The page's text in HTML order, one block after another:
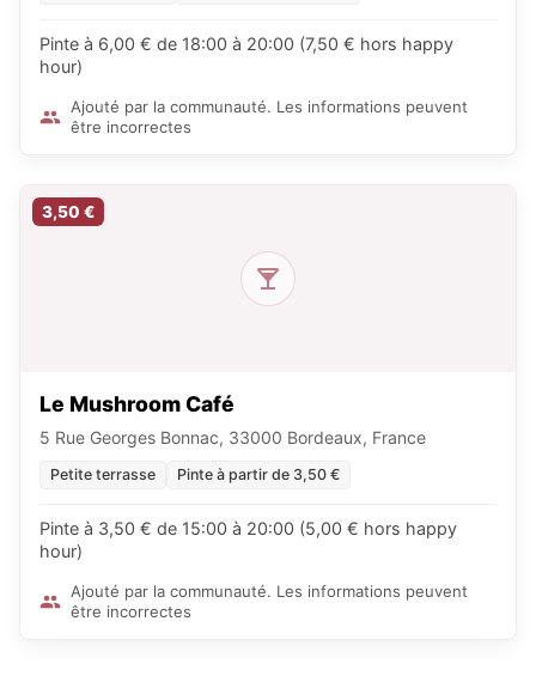
Pinte à 6,00 € de 18:00 à 20:00 (7,50 € hors happy
hour)
Ajouté par la communauté. Les informations peuvent
être incorrectes
3,50 €
Le Mushroom Café
5 Rue Georges Bonnac, 33000 Bordeaux, France
Petite terrasse Pinte à partir de 3,50 €
Pinte à 3,50 € de 15:00 à 20:00 (5,00 € hors happy
hour)
Ajouté par la communauté. Les informations peuvent
être incorrectes